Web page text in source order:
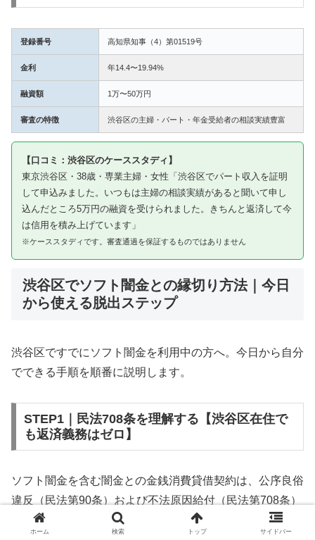
登録番号 高知県知事（4）第01519号
金利 年14.4〜19.94%
融資額 1万〜50万円
審査の特徴 渋谷区の主婦・パート・年金受給者の相談実績豊富
【口コミ：渋谷区のケーススタディ】
東京渋谷区・38歳・専業主婦・女性「渋谷区でパート収入を証明
して申込みました。いつもは主婦の相談実績があると聞いて申し
込んだところ5万円の融資を受けられました。きちんと返済して今
は信用を積み上げています」
※ケーススタディです。審査通過を保証するものではありません
渋谷区でソフト闇金との縁切り方法｜今日
から使える脱出ステップ
渋谷区ですでにソフト闇金を利用中の方へ。今日から自分
でできる手順を順番に説明します。
STEP1｜民法708条を理解する【渋谷区在住で
も返済義務はゼロ】
ソフト闇金を含む闇金との金銭消費貸借契約は、公序良俗
違反（民法第90条）および不法原因給付（民法第708条）
に該当するため、法的には無効です。渋谷区在住であって
ホーム 検索 トップ サイドバー